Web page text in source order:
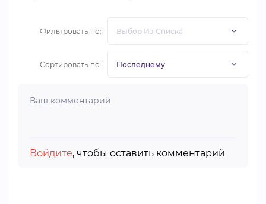
Фильтровать по:
Сортировать по:
Войдите, чтобы оставить комментарий